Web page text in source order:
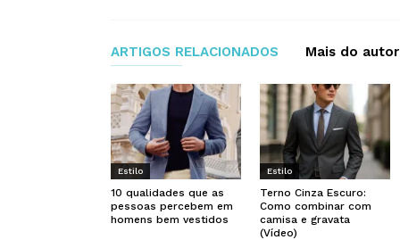
ARTIGOS RELACIONADOS Mais do autor
Estilo
10 qualidades que as
pessoas percebem em
homens bem vestidos
Estilo
Terno Cinza Escuro:
Como combinar com
camisa e gravata
(Vídeo)